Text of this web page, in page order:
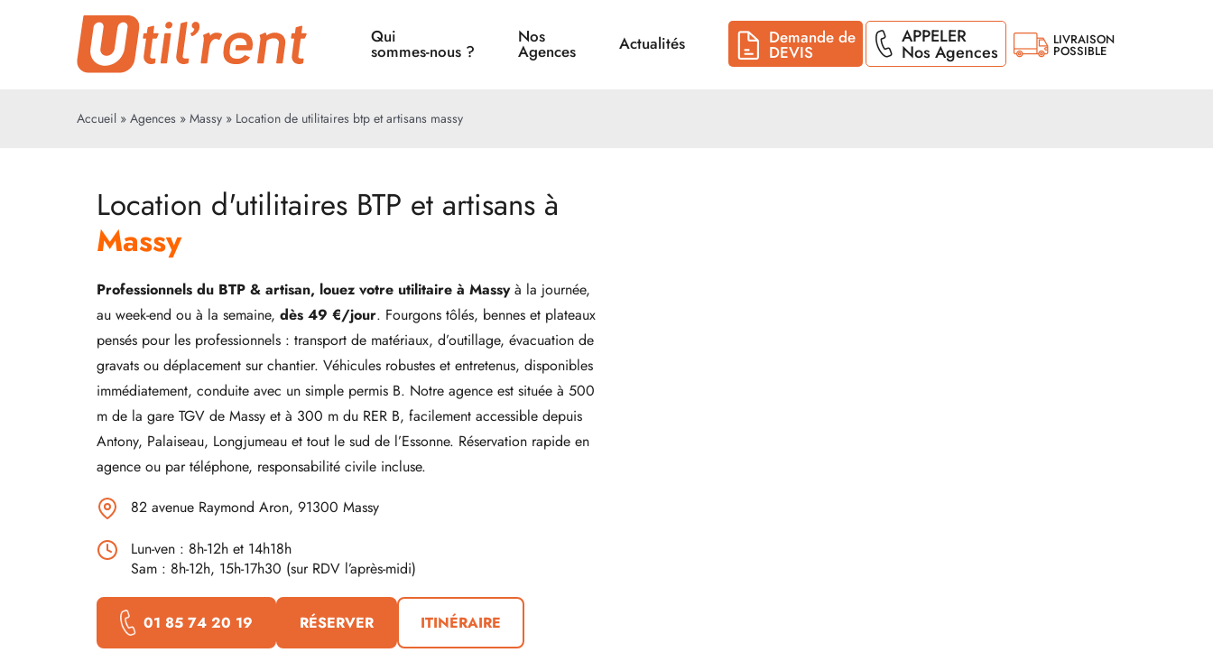
Qui
sommes-nous ?
Nos
Agences Actualités Demande de
DEVIS
APPELER
Nos Agences
LIVRAISON
POSSIBLE
Accueil» Agences» Massy» Location de utilitaires btp et artisans massy
Location d'utilitaires BTP et artisans à
Massy
Professionnels du BTP & artisan, louez votre utilitaire à Massyà la journée,
au week-end ou à la semaine, dès 49 €/jour. Fourgons tôlés, bennes et plateaux
pensés pour les professionnels : transport de matériaux, d’outillage, évacuation de
gravats ou déplacement sur chantier. Véhicules robustes et entretenus, disponibles
immédiatement, conduite avec un simple permis B. Notre agence est située à 500
m de la gare TGV de Massy et à 300 m du RER B, facilement accessible depuis
Antony, Palaiseau, Longjumeau et tout le sud de l’Essonne. Réservation rapide en
agence ou par téléphone, responsabilité civile incluse.
82 avenue Raymond Aron, 91300 Massy
Lun-ven : 8h-12h et 14h18h
Sam : 8h-12h, 15h-17h30 (sur RDV l’après-midi)
01 85 74 20 19 RÉSERVER ITINÉRAIRE